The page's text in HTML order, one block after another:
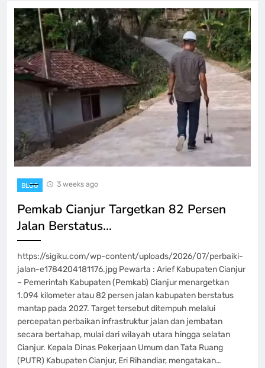
BLOG 3 weeks ago
Pemkab Cianjur Targetkan 82 Persen
Jalan Berstatus…
https://sigiku.com/wp-content/uploads/2026/07/perbaiki-
jalan-e1784204181176.jpg Pewarta : Arief Kabupaten Cianjur
– Pemerintah Kabupaten (Pemkab) Cianjur menargetkan
1.094 kilometer atau 82 persen jalan kabupaten berstatus
mantap pada 2027. Target tersebut ditempuh melalui
percepatan perbaikan infrastruktur jalan dan jembatan
secara bertahap, mulai dari wilayah utara hingga selatan
Cianjur. Kepala Dinas Pekerjaan Umum dan Tata Ruang
(PUTR) Kabupaten Cianjur, Eri Rihandiar, mengatakan…